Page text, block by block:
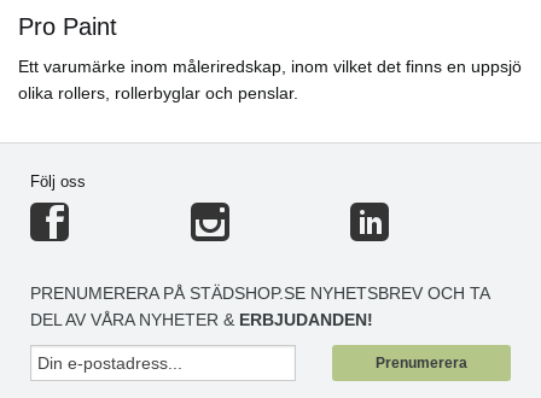
Pro Paint
Ett varumärke inom måleriredskap, inom vilket det finns en uppsjö
olika rollers, rollerbyglar och penslar.
Följ oss
PRENUMERERA PÅ STÄDSHOP.SE NYHETSBREV OCH TA
DEL AV VÅRA NYHETER & ERBJUDANDEN!
Prenumerera